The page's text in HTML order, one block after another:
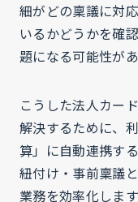
細がどの稟議に対
いるかどうかを確
題になる可能性があ
こうした法人カー
解決するために、
算」に自動連携す
紐付け・事前稟議
業務を効率化します